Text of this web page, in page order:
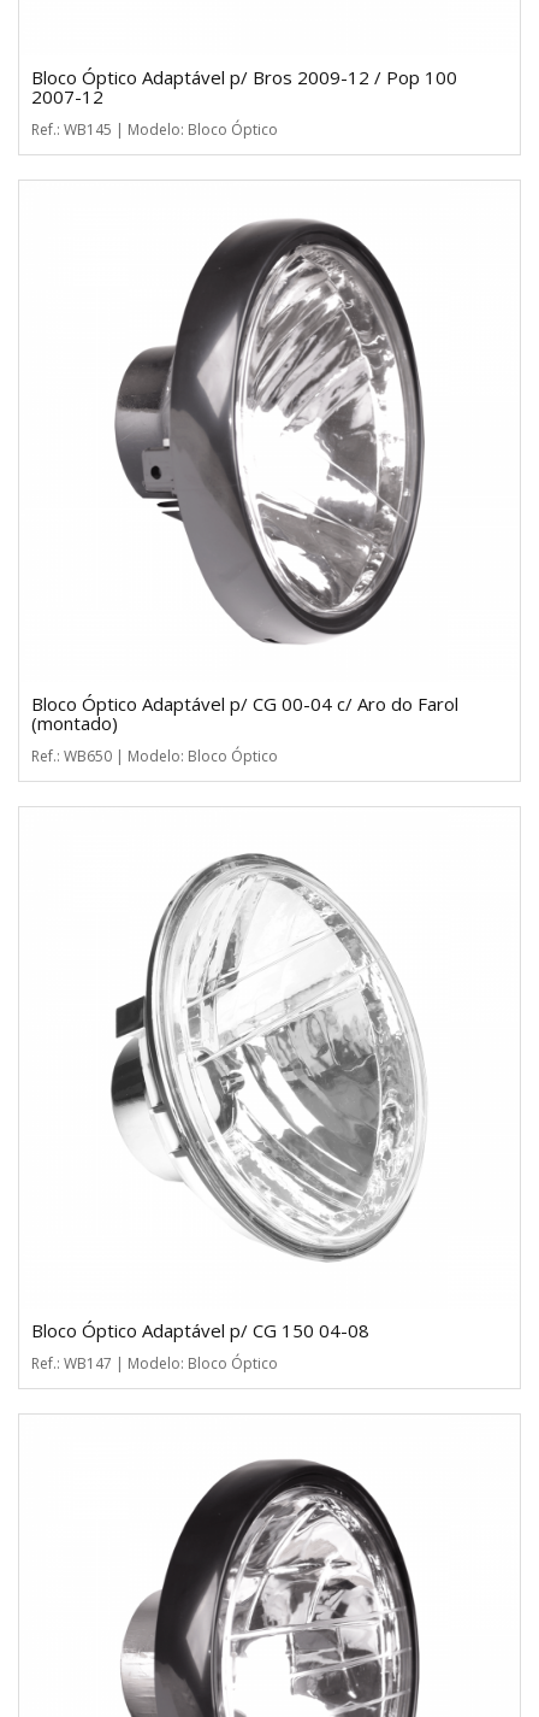
Bloco Óptico Adaptável p/ Bros 2009-12 / Pop 100
2007-12
Ref.: WB145 | Modelo: Bloco Óptico
Bloco Óptico Adaptável p/ CG 00-04 c/ Aro do Farol
(montado)
Ref.: WB650 | Modelo: Bloco Óptico
Bloco Óptico Adaptável p/ CG 150 04-08
Ref.: WB147 | Modelo: Bloco Óptico